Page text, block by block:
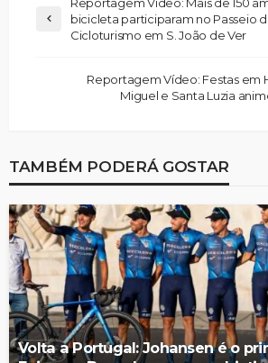
bicicleta participaram no Passeio
Cicloturismo em S. João de Ver
Reportagem Vídeo: Festas em
Miguel e Santa Luzia
TAMBÉM PODERÁ GOSTAR
Volta a Portugal: Johansen é o